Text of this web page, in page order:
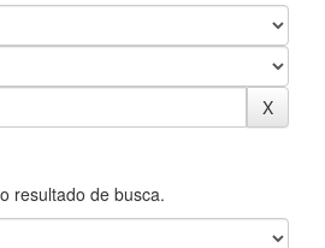
resultado de busca.